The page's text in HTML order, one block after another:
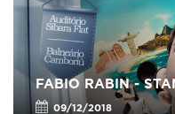
FABIO RABIN -
09/12/2018